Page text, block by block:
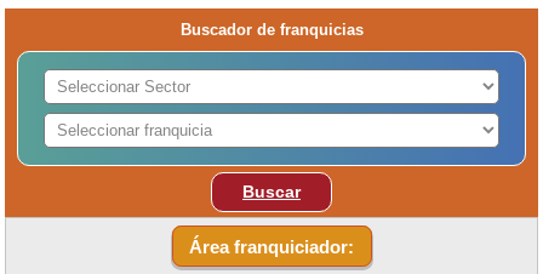
Buscador de franquicias
Buscar
Área franquiciador: